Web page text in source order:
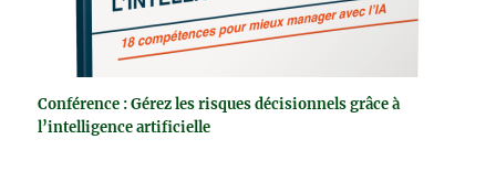
Conférence : Gérez les risques décisionnels grâce à
l’intelligence artificielle